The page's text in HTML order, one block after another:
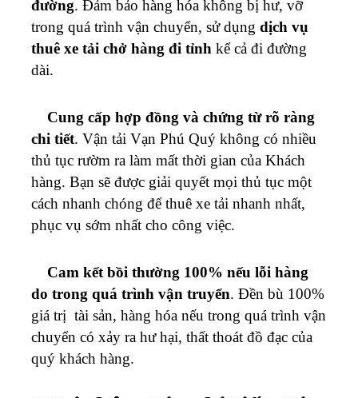
đường. Đảm bảo hàng hóa không bị hư, vỡ
trong quá trình vận chuyển, sử dụng dịch vụ
thuê xe tải chở hàng đi tỉnh kể cả đi đường
dài.
Cung cấp hợp đồng và chứng từ rõ ràng
chi tiết. Vận tải Vạn Phú Quý không có nhiều
thủ tục rườm ra làm mất thời gian của Khách
hàng. Bạn sẽ được giải quyết mọi thủ tục một
cách nhanh chóng để thuê xe tải nhanh nhất,
phục vụ sớm nhất cho công việc.
Cam kết bồi thường 100% nếu lỗi hàng
do trong quá trình vận truyển. Đền bù 100%
giá trị tài sản, hàng hóa nếu trong quá trình vận
chuyển có xảy ra hư hại, thất thoát đồ đạc của
quý khách hàng.